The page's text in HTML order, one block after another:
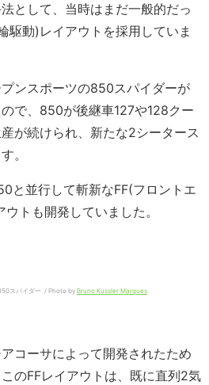
として、当時はまだ一般的だっ
駆動)レイアウトを採用していま
ンスポーツの850スパイダーが
で、850が後継車127や128クー
が続けられ、新たな2シータース
。
と並行して斬新なFF(フロントエ
トも開発していました。
スパイダー / Photo by Bruno Kussler Marques
コーサによって開発されたため
のFFレイアウトは、既に直列2気